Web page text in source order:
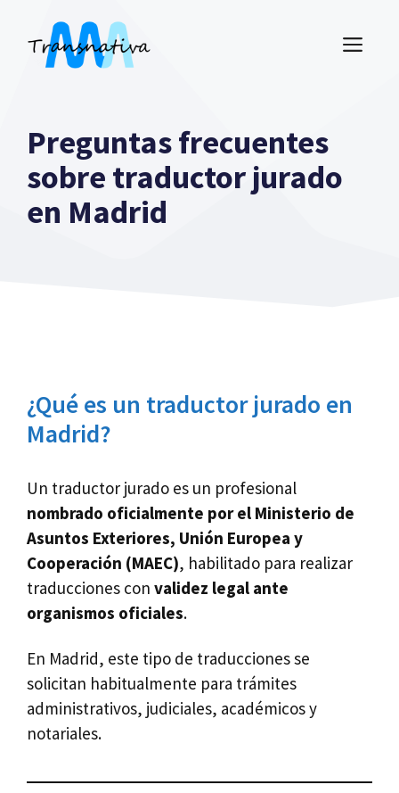
contenido
Preguntas frecuentes
sobre traductor jurado
en Madrid
¿Qué es un traductor jurado en
Madrid?
Un traductor jurado es un profesional
nombrado oficialmente por el Ministerio de
Asuntos Exteriores, Unión Europea y
Cooperación (MAEC), habilitado para realizar
traducciones con validez legal ante
organismos oficiales.
En Madrid, este tipo de traducciones se
solicitan habitualmente para trámites
administrativos, judiciales, académicos y
notariales.